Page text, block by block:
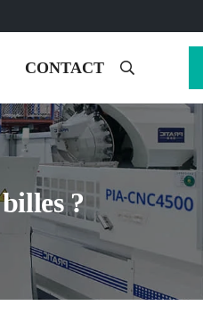
CONTACT
?